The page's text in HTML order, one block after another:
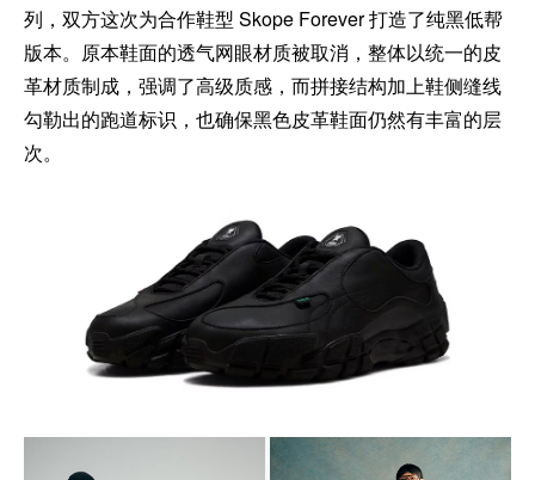
列，双方这次为合作鞋型 Skope Forever 打造了纯黑低帮
版本。原本鞋面的透气网眼材质被取消，整体以统一的皮
革材质制成，强调了高级质感，而拼接结构加上鞋侧缝线
勾勒出的跑道标识，也确保黑色皮革鞋面仍然有丰富的层
次。